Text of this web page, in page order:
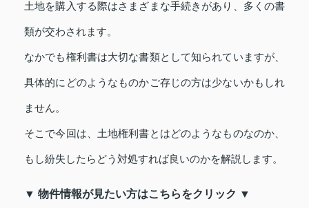
土地を購入する際はさまざまな手続きがあり、多くの書
類が交わされます。
なかでも権利書は大切な書類として知られていますが、
具体的にどのようなものかご存じの方は少ないかもしれ
ません。
そこで今回は、土地権利書とはどのようなものなのか、
もし紛失したらどう対処すれば良いのかを解説します。
▼ 物件情報が見たい方はこちらをクリック ▼